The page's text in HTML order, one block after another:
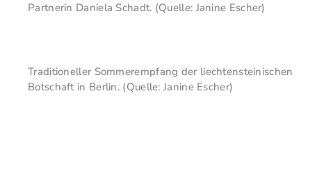
Partnerin Daniela Schadt. (Quelle: Janine Escher)
Traditioneller Sommerempfang der liechtensteinischen
Botschaft in Berlin. (Quelle: Janine Escher)